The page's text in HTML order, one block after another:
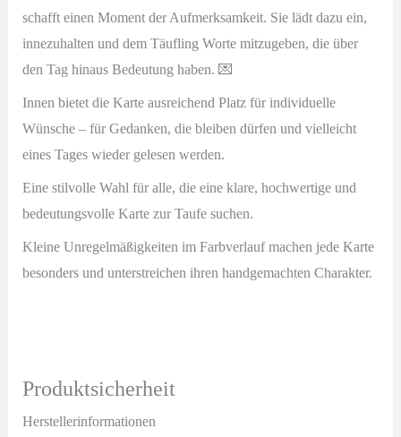
schafft einen Moment der Aufmerksamkeit. Sie lädt dazu ein,
innezuhalten und dem Täufling Worte mitzugeben, die über
den Tag hinaus Bedeutung haben. 💌
Innen bietet die Karte ausreichend Platz für individuelle
Wünsche – für Gedanken, die bleiben dürfen und vielleicht
eines Tages wieder gelesen werden.
Eine stilvolle Wahl für alle, die eine klare, hochwertige und
bedeutungsvolle Karte zur Taufe suchen.
Kleine Unregelmäßigkeiten im Farbverlauf machen jede Karte
besonders und unterstreichen ihren handgemachten Charakter.
Produktsicherheit
Herstellerinformationen